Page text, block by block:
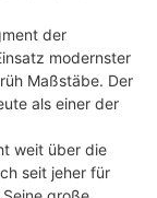
der
modernster
Maßstäbe. Der
als einer der
weit über die
seit jeher für